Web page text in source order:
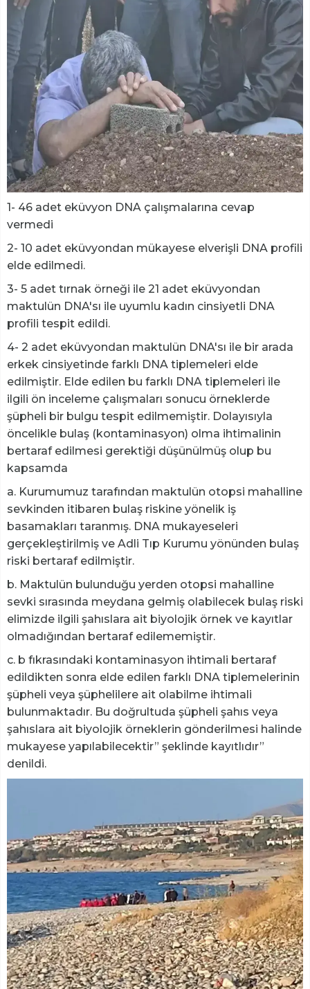
1- 46 adet eküvyon DNA çalışmalarına cevap
vermedi
2- 10 adet eküvyondan mükayese elverişli DNA profili
elde edilmedi.
3- 5 adet tırnak örneği ile 21 adet eküvyondan
maktulün DNA'sı ile uyumlu kadın cinsiyetli DNA
profili tespit edildi.
4- 2 adet eküvyondan maktulün DNA'sı ile bir arada
erkek cinsiyetinde farklı DNA tiplemeleri elde
edilmiştir. Elde edilen bu farklı DNA tiplemeleri ile
ilgili ön inceleme çalışmaları sonucu örneklerde
şüpheli bir bulgu tespit edilmemiştir. Dolayısıyla
öncelikle bulaş (kontaminasyon) olma ihtimalinin
bertaraf edilmesi gerektiği düşünülmüş olup bu
kapsamda
a. Kurumumuz tarafından maktulün otopsi mahalline
sevkinden itibaren bulaş riskine yönelik iş
basamakları taranmış. DNA mukayeseleri
gerçekleştirilmiş ve Adli Tıp Kurumu yönünden bulaş
riski bertaraf edilmiştir.
b. Maktulün bulunduğu yerden otopsi mahalline
sevki sırasında meydana gelmiş olabilecek bulaş riski
elimizde ilgili şahıslara ait biyolojik örnek ve kayıtlar
olmadığından bertaraf edilememiştir.
c. b fıkrasındaki kontaminasyon ihtimali bertaraf
edildikten sonra elde edilen farklı DNA tiplemelerinin
şüpheli veya şüphelilere ait olabilme ihtimali
bulunmaktadır. Bu doğrultuda şüpheli şahıs veya
şahıslara ait biyolojik örneklerin gönderilmesi halinde
mukayese yapılabilecektir” şeklinde kayıtlıdır”
denildi.